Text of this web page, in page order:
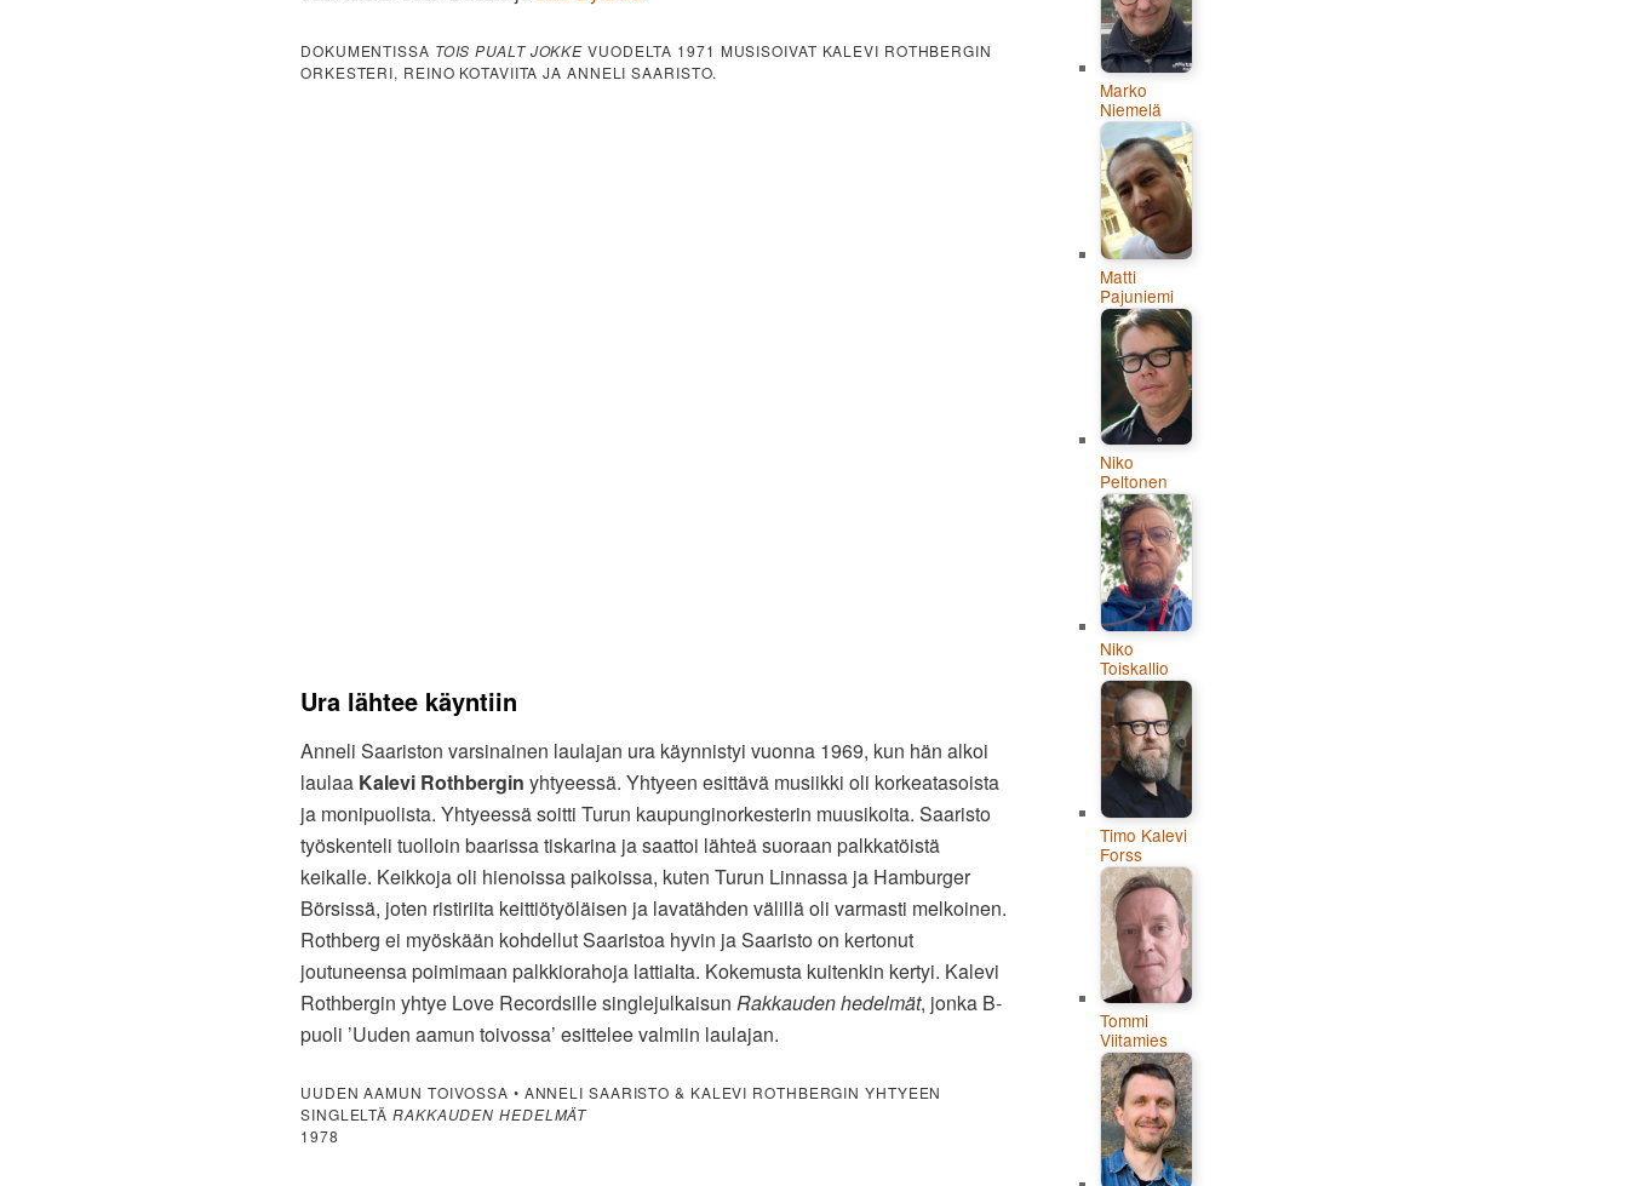
DOKUMENTISSA TOIS PUALT JOKKE VUODELTA 1971 MUSISOIVAT KALEVI ROTHBERGIN
ORKESTERI, REINO KOTAVIITA JA ANNELI SAARISTO.
Ura lähtee käyntiin
Anneli Saariston varsinainen laulajan ura käynnistyi vuonna 1969, kun hän alkoi
laulaa Kalevi Rothbergin yhtyeessä. Yhtyeen esittävä musiikki oli korkeatasoista
ja monipuolista. Yhtyeessä soitti Turun kaupunginorkesterin muusikoita. Saaristo
työskenteli tuolloin baarissa tiskarina ja saattoi lähteä suoraan palkkatöistä
keikalle. Keikkoja oli hienoissa paikoissa, kuten Turun Linnassa ja Hamburger
Börsissä, joten ristiriita keittiötyöläisen ja lavatähden välillä oli varmasti melkoinen.
Rothberg ei myöskään kohdellut Saaristoa hyvin ja Saaristo on kertonut
joutuneensa poimimaan palkkiorahoja lattialta. Kokemusta kuitenkin kertyi. Kalevi
Rothbergin yhtye Love Recordsille singlejulkaisun Rakkauden hedelmät, jonka B-
puoli ’Uuden aamun toivossa’ esittelee valmiin laulajan.
UUDEN AAMUN TOIVOSSA • ANNELI SAARISTO & KALEVI ROTHBERGIN YHTYEEN
SINGLELTÄRAKKAUDEN HEDELMÄT
1978
Marko
Niemelä
Matti
Pajuniemi
Niko
Peltonen
Niko
Toiskallio
Timo Kalevi
Forss
Tommi
Viitamies